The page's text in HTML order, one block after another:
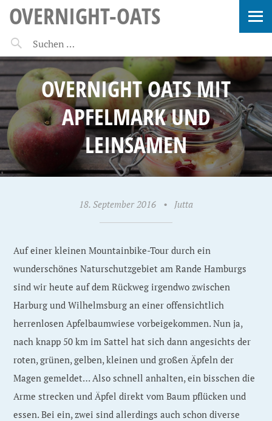
OVERNIGHT-OATS
OVERNIGHT OATS MIT
APFELMARK UND
LEINSAMEN
18. September 2016 • Jutta
Auf einer kleinen Mountainbike-Tour durch ein
wunderschönes Naturschutzgebiet am Rande Hamburgs
sind wir heute auf dem Rückweg irgendwo zwischen
Harburg und Wilhelmsburg an einer offensichtlich
herrenlosen Apfelbaumwiese vorbeigekommen. Nun ja,
nach knapp 50 km im Sattel hat sich dann angesichts der
roten, grünen, gelben, kleinen und großen Äpfeln der
Magen gemeldet… Also schnell anhalten, ein bisschen die
Arme strecken und Äpfel direkt vom Baum pflücken und
essen. Bei ein, zwei sind allerdings auch schon diverse